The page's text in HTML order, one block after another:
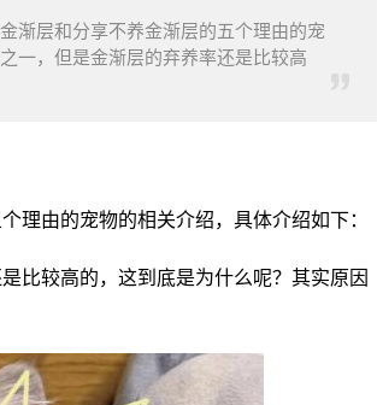
渐层和分享不养金渐层的五个理由的宠
一，但是金渐层的弃养率还是比较高
理由的宠物的相关介绍，具体介绍如下：
比较高的，这到底是为什么呢？其实原因